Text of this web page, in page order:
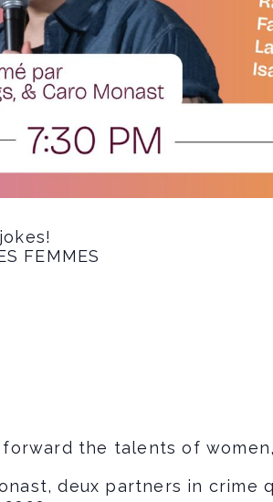
FEMMES
the talents of
deux partners in crime